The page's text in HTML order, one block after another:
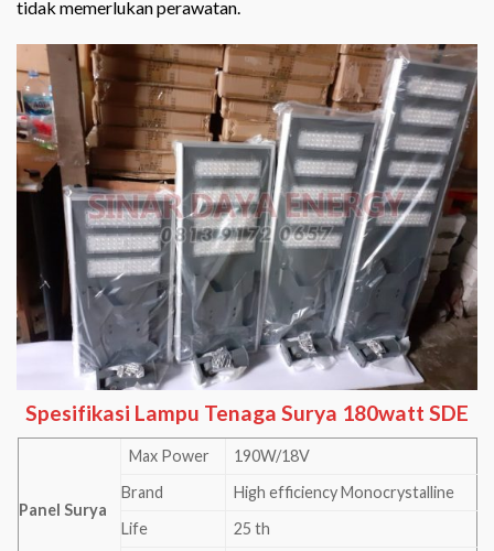
tidak memerlukan perawatan.
Spesifikasi Lampu Tenaga Surya 180watt SDE
Panel Surya
Max Power
190W/18V
Brand
High efficiency Monocrystalline
Life
25 th